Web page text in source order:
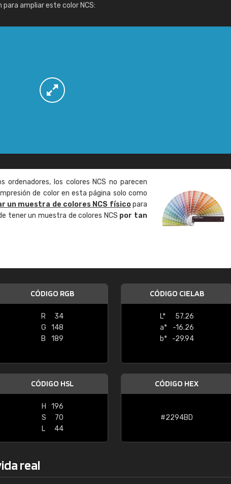
ampliar este color NCS:
ordenadores, los colores NCS no parecen
de color en esta página solo como
un muestra de colores NCS físicopara
tener un muestra de colores NCS por tan
CÓDIGO RGB
R
34
G
148
B
189
CÓDIGO CIELAB
L*
57.26
a*
-16.26
b*
-29.94
CÓDIGO HSL
H
196
S
70
L
44
CÓDIGO HEX
#2294BD
real
"Buen servicio. No obstante No es fácil
encontrar/comprar lo que se busca"